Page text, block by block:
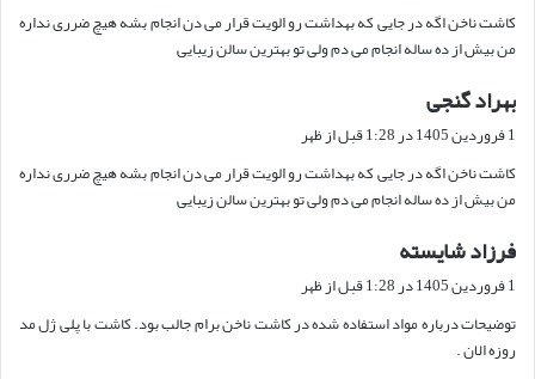
:
کاشت ناخن اگه در جایی که بهداشت رو الویت قرار می دن انجام بشه هیچ ضرری نداره
من بیش از ده ساله انجام می دم ولی تو بهترین سالن زیبایی
بهراد گنجی
ف
:
1 فروردین 1405 در 1:28 قبل از ظهر
کاشت ناخن اگه در جایی که بهداشت رو الویت قرار می دن انجام بشه هیچ ضرری نداره
من بیش از ده ساله انجام می دم ولی تو بهترین سالن زیبایی
فرزاد شایسته
ف
ت
:
1 فروردین 1405 در 1:28 قبل از ظهر
توضیحات درباره مواد استفاده شده در کاشت ناخن برام جالب بود. کاشت با پلی ژل مد
روزه الان .